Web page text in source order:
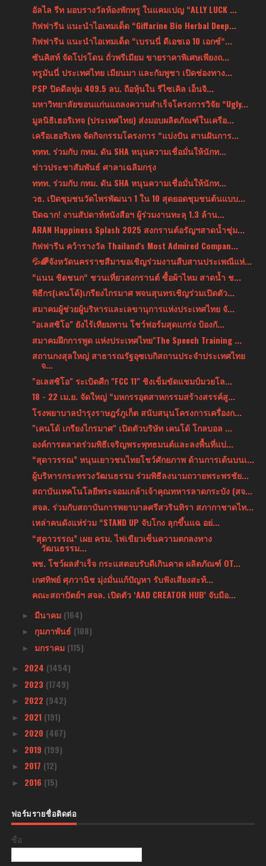
อัลไล รีท มอบรางวัลห้องพักหรู ในแคมเปญ “ALLY LUCK ...
กิฟฟารีน แนะนำไอเทมเด็ด “Giffarine Bio Herbal Deep...
กิฟฟารีน แนะนำไอเทมเด็ด “เบรนนี่ ดีเอชเอ 10 เอกซ์“...
ซันคิสท์ จัดโปรโดน ถั่วพรีเมียม ขายราคาพิเศษเพียงถ...
ทรูมันนี่ ประเทศไทย เมียนมา และกัมพูชา เปิดช่องทาง...
PSP ปิดดีลทุ่ม 409.5 ลบ. ถือหุ้นใน รีไซเคิล เอ็นจิ...
มหาวิทยาลัยขอนแก่นแถลงความสำเร็จโครงการวิจัย “Ugly...
มูลนิธิเฮอริเทจ (ประเทศไทย) ส่งมอบผลิตภัณฑ์ในเครือ...
เครือเฮอริเทจ จัดกิจกรรมโครงการ “แบ่งปัน สานฝันการ...
ททท. ร่วมกับ กทม. ดัน SHA หนุนความเชื่อมั่นให้นักท...
ข่าวประชาสัมพันธ์ ศาลาเฉลิมกรุง
ททท. ร่วมกับ กทม. ดัน SHA หนุนความเชื่อมั่นให้นักท...
วธ. เปิดชุมชนวัดไพรพัฒนา 1 ใน 10 สุดยอดชุมชนต้นแบบ...
ปิดฉาก! งานสัปดาห์หนังสือฯ ผู้ร่วมงานทะลุ 1.3 ล้าน...
ARAN Happiness Splash 2025 สงกรานต์อรัญฯสาดน้ำชุ่ม...
กิฟฟารีน คว้ารางวัล Thailand's Most Admired Compan...
💦🌈จังหวัดนครราชสีมาขอเชิญร่วมงานสืบสานประเพณีแห่...
“แนน ชิดชนก“ ชวนเที่ยวสงกรานต์ ซื้อผ้าไหม สาดน้ำ ช...
พิธีกร(เคนโด้)เกรียงไกรมาศ พจนสุนทรเชิญร่วมเปิดตัว...
สมาคมผู้ช่วยผู้บริหารและเลขานุการแห่งประเทศไทย จั...
"อเลสซิโอ" ยังไร้เทียมทาน โชว์ฟอร์มสุดแกร่ง ป้องกั...
สมาคมฝึกการพูด แห่งประเทศไทย"The Speech Training ...
สถานกงสุลใหญ่ สาธารณรัฐอุซเบกิสถานประจำประเทศไทย
จ...
"อเลสซิโอ" ระเบิดศืก "FCC 11" ชิงเข็มขัดแชมป์มวยโล...
18 - 22 เม.ย. จัดใหญ่ “มหกรรอุตสาหกรรมสร้างสรรค์สู...
โรงพยาบาลบำรุงราษฎร์ภูเก็ต สนับสนุนโครงการเครื่องก...
"เคนโด้ เกรียงไกรมาศ" เปิดตัวบริษัท เคนโด้ โกลบอล ...
องค์การตลาดร่วมพิธีเจริญพระพุทธมนต์และลงพื้นที่แบ่...
“สุดาวรรณ” หนุนเยาวชนไทยโชว์ศักยภาพ ด้านการเต้นบนเ...
ผู้บริหารกระทรวงวัฒนธรรม ร่วมพิธีลงนามถวายพระพรชัย...
สถาบันเทคโนโลยีพระจอมเกล้าเจ้าคุณทหารลาดกระบัง (สจ...
สจล. ร่วมกับสถาบันการพยาบาลศรีสวรินทิรา สภากาชาดไท...
เหล่าคนดังแห่ร่วม “STAND UP จับโกง ลุกขึ้นแฉ อย่...
“สุดาวรรณ” เผย ครม. ไฟเขียวเซ็นความตกลงทาง
วัฒนธรรม...
พช. โชว์ผลสำเร็จ กระแสตอบรับดีเกินคาด ผลิตภัณฑ์ OT...
เกศทิพย์ ศุภวานิช มุ่งมั่นแก้ปัญหา รับฟังเสียงสะท้...
คณะสถาปัตย์ฯ สจล. เปิดตัว ‘AAD CREATOR HUB’ จับมือ...
► มีนาคม (164)
► กุมภาพันธ์ (108)
► มกราคม (115)
► 2024 (1454)
► 2023 (1749)
► 2022 (942)
► 2021 (191)
► 2020 (467)
► 2019 (199)
► 2017 (12)
► 2016 (15)
ฟอร์มรายชื่อติดต่อ
ชื่อ